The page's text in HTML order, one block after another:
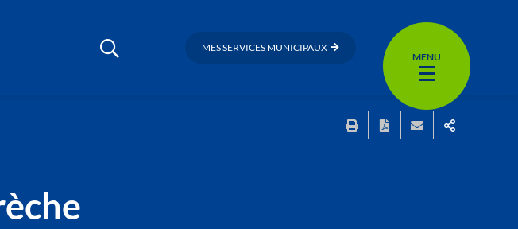
MES SERVICES MUNICIPAUX
MENU